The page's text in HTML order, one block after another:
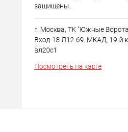
защищены.
г. Москва, ТК "Южные
Вход-18 Л12-69. МКАД, 19-й
вл20с1
Посмотреть на карте